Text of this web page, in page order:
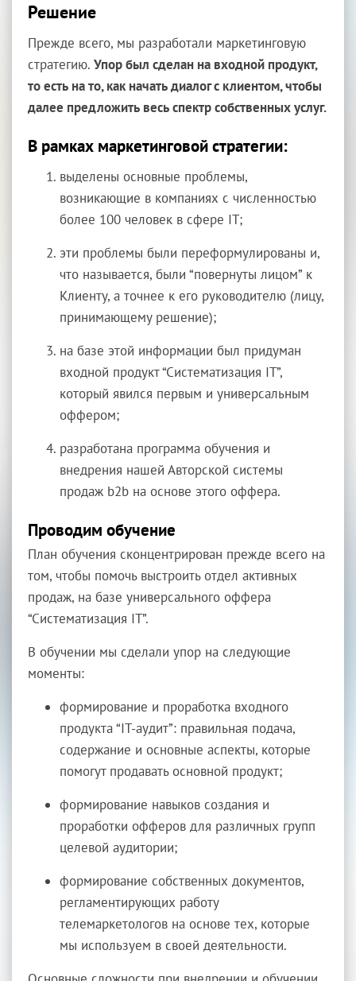
Решение
Прежде всего, мы разработали маркетинговую
стратегию. Упор был сделан на входной продукт,
то есть на то, как начать диалог с клиентом, чтобы
далее предложить весь спектр собственных услуг.
В рамках маркетинговой стратегии:
выделены основные проблемы,
возникающие в компаниях с численностью
более 100 человек в сфере IT;
эти проблемы были переформулированы и,
что называется, были “повернуты лицом” к
Клиенту, а точнее к его руководителю (лицу,
принимающему решение);
на базе этой информации был придуман
входной продукт “Систематизация IT”,
который явился первым и универсальным
оффером;
разработана программа обучения и
внедрения нашей Авторской системы
продаж b2b на основе этого оффера.
Проводим обучение
План обучения сконцентрирован прежде всего на
том, чтобы помочь выстроить отдел активных
продаж, на базе универсального оффера
“Систематизация IT”.
В обучении мы сделали упор на следующие
моменты:
формирование и проработка входного
продукта “IT-аудит”: правильная подача,
содержание и основные аспекты, которые
помогут продавать основной продукт;
формирование навыков создания и
проработки офферов для различных групп
целевой аудитории;
формирование собственных документов,
регламентирующих работу
телемаркетологов на основе тех, которые
мы используем в своей деятельности.